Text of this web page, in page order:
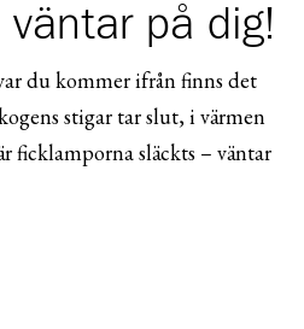
på dig!
du kommer ifrån finns det
stigar tar slut, i värmen
ficklamporna släckts – väntar